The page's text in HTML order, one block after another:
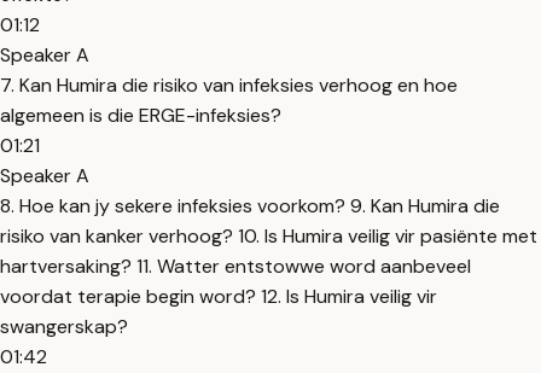
01:12
Speaker A
7. Kan Humira die risiko van infeksies verhoog en hoe
algemeen is die ERGE-infeksies?
01:21
Speaker A
8. Hoe kan jy sekere infeksies voorkom? 9. Kan Humira die
risiko van kanker verhoog? 10. Is Humira veilig vir pasiënte met
hartversaking? 11. Watter entstowwe word aanbeveel
voordat terapie begin word? 12. Is Humira veilig vir
swangerskap?
01:42